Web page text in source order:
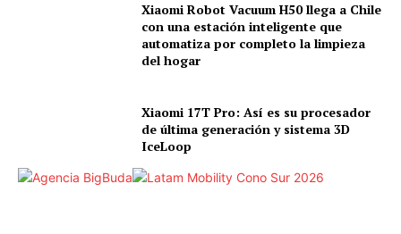
Xiaomi Robot Vacuum H50 llega a Chile
con una estación inteligente que
automatiza por completo la limpieza
del hogar
Xiaomi 17T Pro: Así es su procesador
de última generación y sistema 3D
IceLoop